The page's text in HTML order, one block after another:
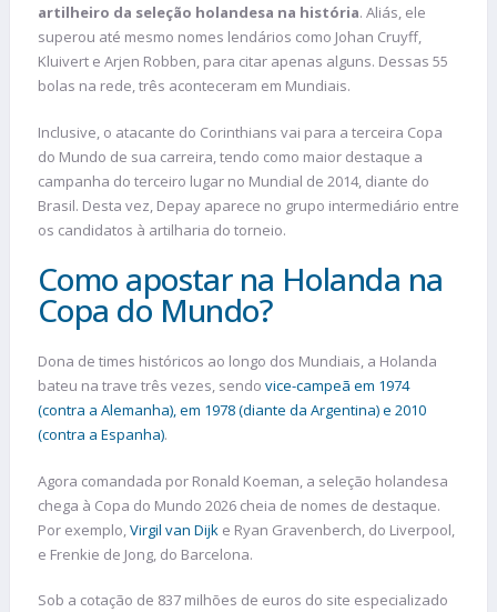
artilheiro da seleção holandesa na história. Aliás, ele
superou até mesmo nomes lendários como Johan Cruyff,
Kluivert e Arjen Robben, para citar apenas alguns. Dessas 55
bolas na rede, três aconteceram em Mundiais.
Inclusive, o atacante do Corinthians vai para a terceira Copa
do Mundo de sua carreira, tendo como maior destaque a
campanha do terceiro lugar no Mundial de 2014, diante do
Brasil. Desta vez, Depay aparece no grupo intermediário entre
os candidatos à artilharia do torneio.
Como apostar na Holanda na
Copa do Mundo?
Dona de times históricos ao longo dos Mundiais, a Holanda
bateu na trave três vezes, sendo vice-campeã em 1974
(contra a Alemanha), em 1978 (diante da Argentina) e 2010
(contra a Espanha).
Agora comandada por Ronald Koeman, a seleção holandesa
chega à Copa do Mundo 2026 cheia de nomes de destaque.
Por exemplo,Virgil van Dijk e Ryan Gravenberch, do Liverpool,
e Frenkie de Jong, do Barcelona.
Sob a cotação de 837 milhões de euros do site especializado